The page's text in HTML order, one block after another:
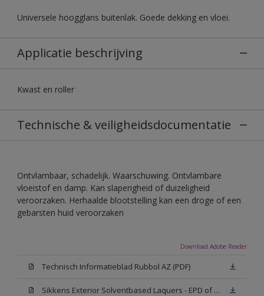
Universele hoogglans buitenlak. Goede dekking en vloei.
Applicatie beschrijving
Kwast en roller
Technische & veiligheidsdocumentatie
Ontvlambaar, schadelijk. Waarschuwing. Ontvlambare
vloeistof en damp. Kan slaperigheid of duizeligheid
veroorzaken. Herhaalde blootstelling kan een droge of een
gebarsten huid veroorzaken
Download Adobe Reader
Technisch Informatieblad Rubbol AZ (PDF)
Sikkens Exterior Solventbased Laquers - EPD of Milieuproductverklaring